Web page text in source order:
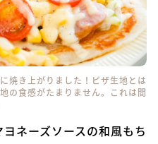
焼き上がりました！ピザ生地とは
の食感がたまりません。これは間
ネーズソースの和風もち